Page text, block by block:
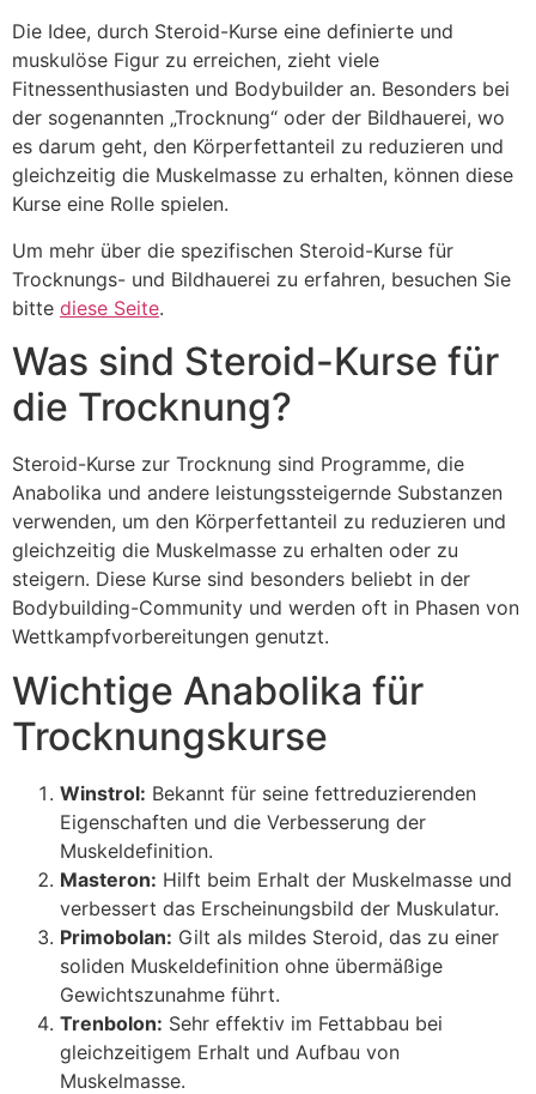
Die Idee, durch Steroid-Kurse eine definierte und
muskulöse Figur zu erreichen, zieht viele
Fitnessenthusiasten und Bodybuilder an. Besonders bei
der sogenannten „Trocknung“ oder der Bildhauerei, wo
es darum geht, den Körperfettanteil zu reduzieren und
gleichzeitig die Muskelmasse zu erhalten, können diese
Kurse eine Rolle spielen.
Um mehr über die spezifischen Steroid-Kurse für
Trocknungs- und Bildhauerei zu erfahren, besuchen Sie
bitte diese Seite.
Was sind Steroid-Kurse für
die Trocknung?
Steroid-Kurse zur Trocknung sind Programme, die
Anabolika und andere leistungssteigernde Substanzen
verwenden, um den Körperfettanteil zu reduzieren und
gleichzeitig die Muskelmasse zu erhalten oder zu
steigern. Diese Kurse sind besonders beliebt in der
Bodybuilding-Community und werden oft in Phasen von
Wettkampfvorbereitungen genutzt.
Wichtige Anabolika für
Trocknungskurse
Winstrol: Bekannt für seine fettreduzierenden
Eigenschaften und die Verbesserung der
Muskeldefinition.
Masteron: Hilft beim Erhalt der Muskelmasse und
verbessert das Erscheinungsbild der Muskulatur.
Primobolan: Gilt als mildes Steroid, das zu einer
soliden Muskeldefinition ohne übermäßige
Gewichtszunahme führt.
Trenbolon: Sehr effektiv im Fettabbau bei
gleichzeitigem Erhalt und Aufbau von
Muskelmasse.